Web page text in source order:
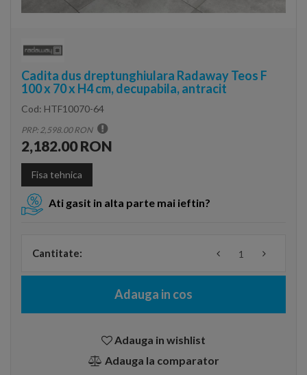
Cadita dus dreptunghiulara Radaway Teos F
100 x 70 x H4 cm, decupabila, antracit
Cod: HTF10070-64
PRP: 2,598.00 RON
2,182.00 RON
Fisa tehnica
Ati gasit in alta parte mai ieftin?
Cantitate:
Adauga in cos
Adauga in wishlist
Adauga la comparator